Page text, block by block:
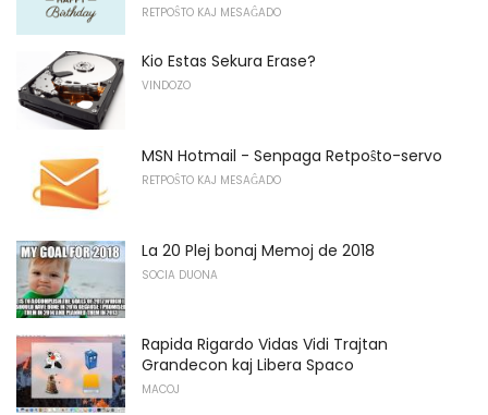
RETPOŜTO KAJ MESAĜADO
Kio Estas Sekura Erase?
VINDOZO
MSN Hotmail - Senpaga Retpoŝto-servo
RETPOŜTO KAJ MESAĜADO
La 20 Plej bonaj Memoj de 2018
SOCIA DUONA
Rapida Rigardo Vidas Vidi Trajtan
Grandecon kaj Libera Spaco
MACOJ